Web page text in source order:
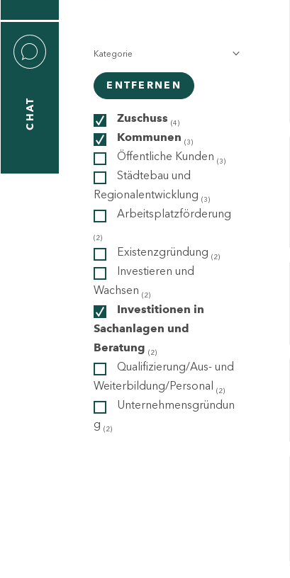
CHAT
Kategorie
ENTFERNEN
Zuschuss (4)
Kommunen (3)
Öffentliche Kunden (3)
Städtebau und
Regionalentwicklung (3)
Arbeitsplatzförderung
(2)
Existenzgründung (2)
Investieren und
Wachsen (2)
Investitionen in
Sachanlagen und
Beratung (2)
Qualifizierung/Aus- und
Weiterbildung/Personal (2)
Unternehmensgründun
g (2)